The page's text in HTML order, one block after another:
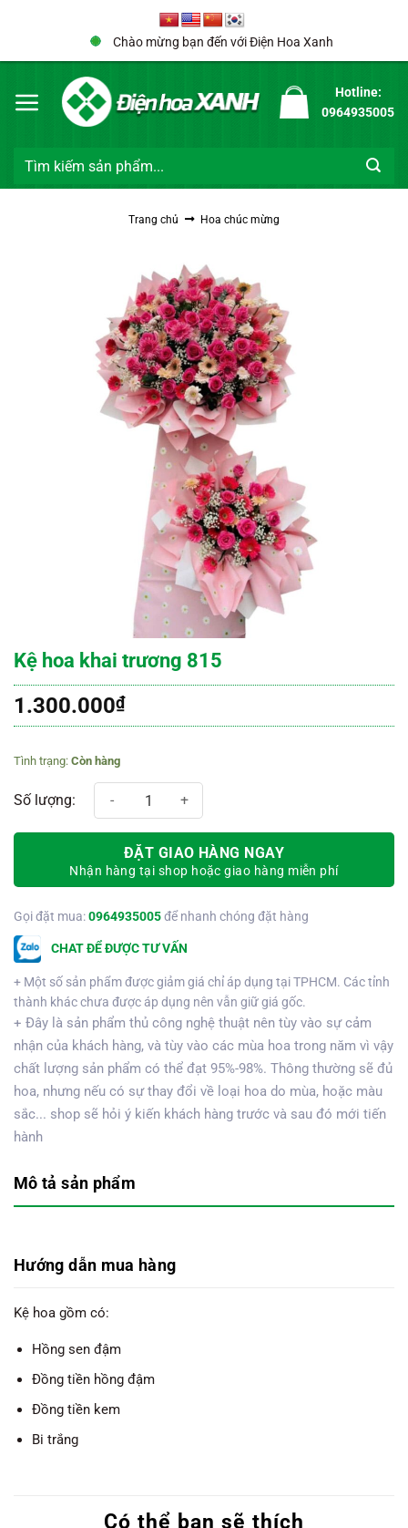
Chào mừng bạn đến với Điện Hoa Xanh
Hotline:
0964935005
Tìm
Trang chủ Hoa chúc mừng
Kệ hoa khai trương 815
1.300.000₫
Còn hàng
Kệ hoa khai trương 815 số lượng
ĐẶT GIAO HÀNG NGAY
Nhận hàng tại shop hoặc giao hàng miễn phí
Gọi đặt mua:0964935005để nhanh chóng đặt hàng
CHAT ĐỂ ĐƯỢC TƯ VẤN
+ Một số sản phẩm được giảm giá chỉ áp dụng tại TPHCM. Các tỉnh
thành khác chưa được áp dụng nên vẫn giữ giá gốc.
+ Đây là sản phẩm thủ công nghệ thuật nên tùy vào sự cảm
nhận của khách hàng, và tùy vào các mùa hoa trong năm vì vậy
chất lượng sản phẩm có thể đạt 95%-98%. Thông thường sẽ đủ
hoa, nhưng nếu có sự thay đổi về loại hoa do mùa, hoặc màu
sắc... shop sẽ hỏi ý kiến khách hàng trước và sau đó mới tiến
hành
Mô tả sản phẩm
Hướng dẫn mua hàng
Kệ hoa gồm có:
Hồng sen đậm
Đồng tiền hồng đậm
Đồng tiền kem
Bi trắng
Có thể bạn sẽ thích